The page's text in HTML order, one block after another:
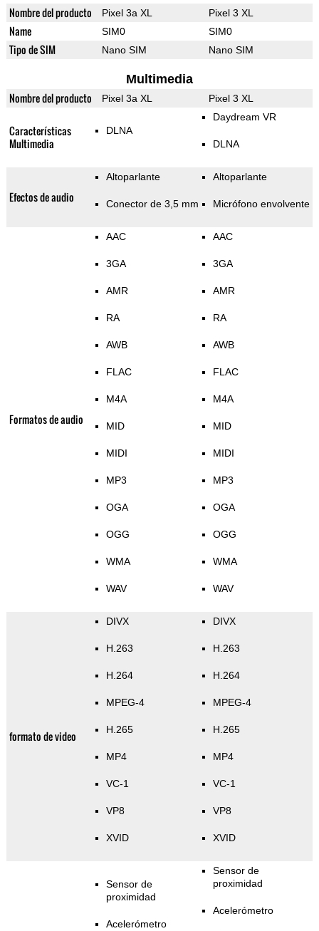
Nombre del producto Pixel 3a XL Pixel 3 XL
Name SIM0 SIM0
Tipo de SIM Nano SIM Nano SIM
Multimedia
Nombre del producto Pixel 3a XL Pixel 3 XL
Características
Multimedia
DLNA
Daydream VR
DLNA
Efectos de audio
Altoparlante
Conector de 3,5 mm
Altoparlante
Micrófono envolvente
Formatos de audio
AAC
3GA
AMR
RA
AWB
FLAC
M4A
MID
MIDI
MP3
OGA
OGG
WMA
WAV
AAC
3GA
AMR
RA
AWB
FLAC
M4A
MID
MIDI
MP3
OGA
OGG
WMA
WAV
formato de video
DIVX
H.263
H.264
MPEG-4
H.265
MP4
VC-1
VP8
XVID
DIVX
H.263
H.264
MPEG-4
H.265
MP4
VC-1
VP8
XVID
Sensor de
proximidad
Acelerómetro
Sensor de
proximidad
Acelerómetro